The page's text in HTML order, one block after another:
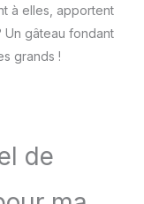
à elles, apportent
Un gâteau fondant
grands !
de